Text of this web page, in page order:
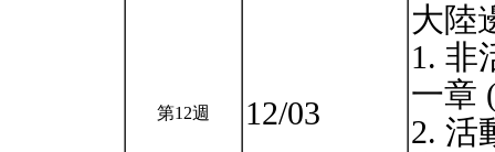
第12週 12/03
大陸
1. 非
一章
2. 活